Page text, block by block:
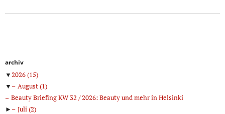
archiv
▼ 2026(15)
▼
August(1)
Beauty Briefing KW 32 / 2026: Beauty und mehr in Helsinki
►
Juli (2)